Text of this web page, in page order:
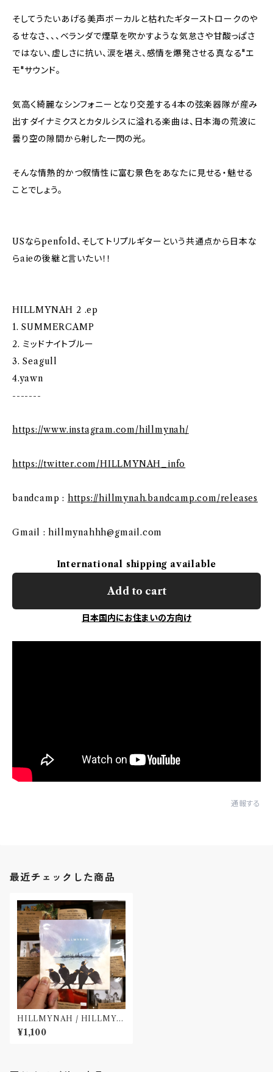
そしてうたいあげる美声ボーカルと枯れたギターストロークのや
るせなさ、、、ベランダで煙草を吹かすような気怠さや甘酸っぱさ
ではない、虚しさに抗い、涙を堪え、感情を爆発させる真なる"エ
モ"サウンド。
気高く綺麗なシンフォニーとなり交差する4本の弦楽器隊が産み
出すダイナミクスとカタルシスに溢れる楽曲は、日本海の荒波に
曇り空の隙間から射した一閃の光。
そんな情熱的かつ叙情性に富む景色をあなたに見せる・魅せる
ことでしょう。
USならpenfold、そしてトリプルギターという共通点から日本な
らaieの後継と言いたい！！
HILLMYNAH 2 .ep
1. SUMMERCAMP
2. ミッドナイトブルー
3. Seagull
4.yawn
-------
https://www.instagram.com/hillmynah/
https://twitter.com/HILLMYNAH_info
bandcamp : https://hillmynah.bandcamp.com/releases
Gmail :hillmynahhh@gmail.com
International shipping available
Add to cart
日本国内にお住まいの方向け
通報する
最近チェックした商品
HILLMYNAH / HILLMYN
AH2(CD)〝吉祥寺〟
¥1,100